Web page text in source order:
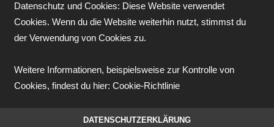
Datenschutz und Cookies: Diese Website verwendet
Cookies. Wenn du die Website weiterhin nutzt, stimmst du
der Verwendung von Cookies zu.
Weitere Informationen, beispielsweise zur Kontrolle von
Cookies, findest du hier: Cookie-Richtlinie
DATENSCHUTZERKLÄRUNG